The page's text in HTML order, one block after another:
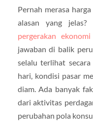
Pernah merasa
alasan yang
pergerakan ekonomi
jawaban di balik
selalu terlihat
hari, kondisi pasar
diam. Ada banyak
dari aktivitas
perubahan pola